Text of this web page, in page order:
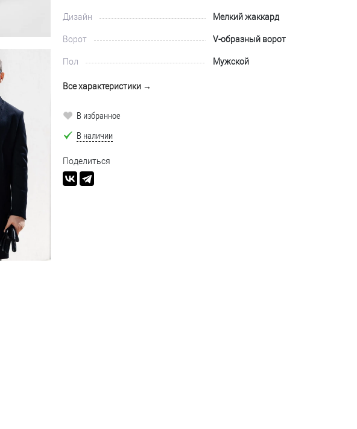
Дизайн Мелкий жаккард
Ворот V-образный ворот
Пол Мужской
Все характеристики →
В избранное
В наличии
Поделиться